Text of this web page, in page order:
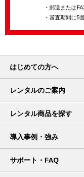
・郵送または
・審査期間に5
はじめての方へ
レンタルのご案内
レンタル商品を探す
導入事例・強み
サポート・FAQ